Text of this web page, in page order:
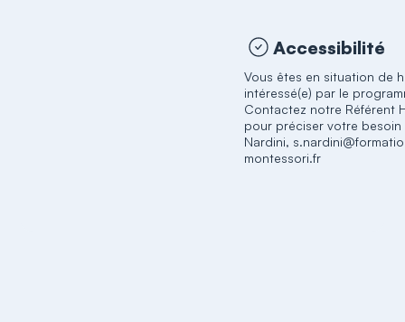
Accessibilité
Vous êtes en situation de
intéressé(e) par le
Contactez notre Référent
pour préciser votre besoin
Nardini,
montessori.fr